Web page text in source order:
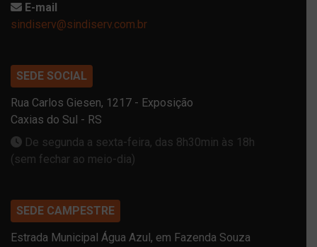
E-mail
sindiserv@sindiserv.com.br
SEDE SOCIAL
Rua Carlos Giesen, 1217 - Exposição
Caxias do Sul - RS
De segunda a sexta-feira, das 8h30min às 18h
(sem fechar ao meio-dia)
SEDE CAMPESTRE
Estrada Municipal Água Azul, em Fazenda Souza